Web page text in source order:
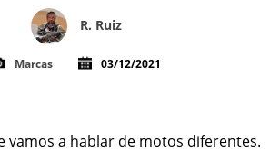
R. Ruiz
Marcas 03/12/2021
vamos a hablar de motos diferentes.